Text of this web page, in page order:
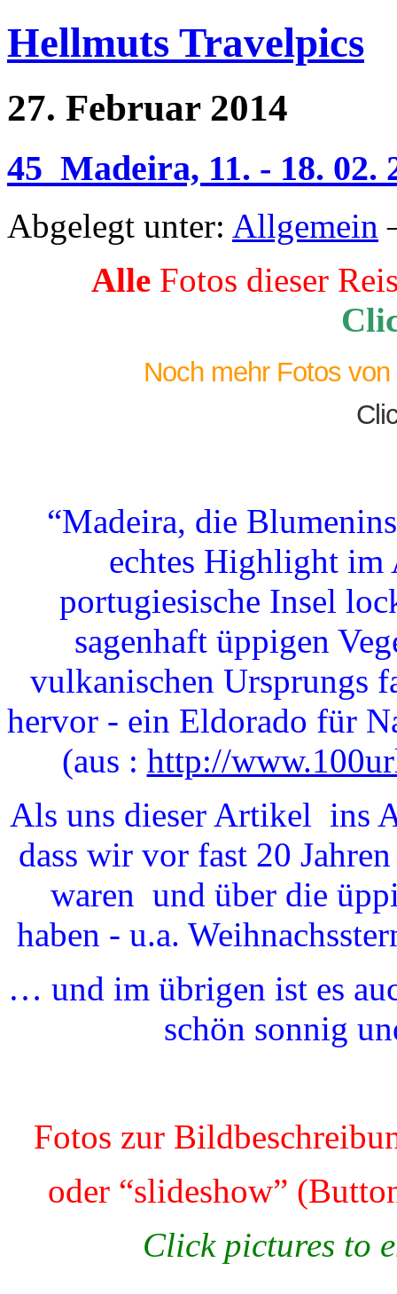
Hellmuts Travelpics
27. Februar 2014
45_Madeira, 11. - 18. 02.
Abgelegt unter: Allgemein
Alle Fotos dieser
Noch mehr Fotos
“Madeira, die
echtes Highlight im
portugiesische Insel
sagenhaft üppigen
vulkanischen Ursprungs
hervor - ein Eldorado für
(aus : http://
Als uns dieser Artikel ins
dass wir vor fast 20
waren und über die
haben - u.a.
… und im übrigen ist es
schön sonnig
Fotos zur
oder “slideshow”
Click pictures to